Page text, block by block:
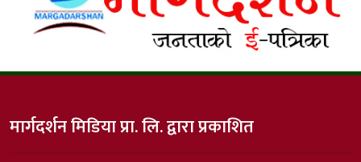
मार्गदर्शन मिडिया प्रा. लि. द्वारा प्रकाशित